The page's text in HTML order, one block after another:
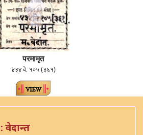
परमामृत
४३४ वे. १०५ (३६१)
वेदान्त